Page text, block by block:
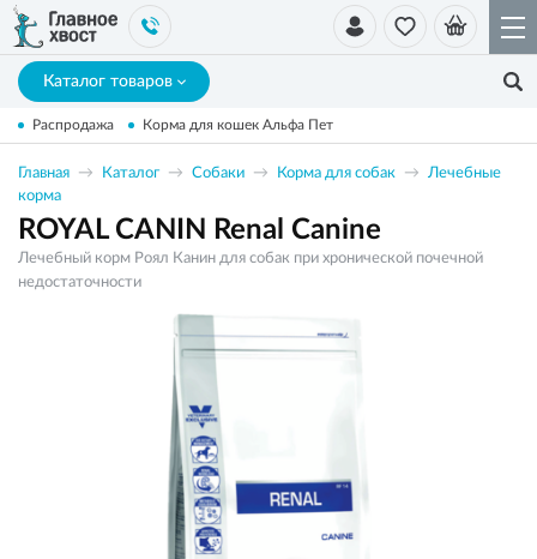
Каталог товаров
Распродажа Корма для кошек Альфа Пет
Главная Каталог Собаки Корма для собак
Лечебные
корма
ROYAL CANIN Renal Canine
Лечебный корм Роял Канин для собак при хронической почечной
недостаточности